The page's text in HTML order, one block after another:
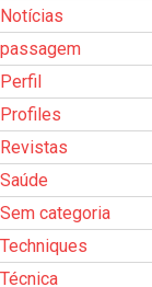
Notícias
passagem
Perfil
Profiles
Revistas
Saúde
Sem categoria
Techniques
Técnica